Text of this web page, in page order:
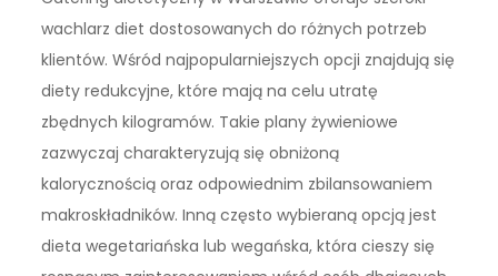
wachlarz diet dostosowanych do różnych potrzeb
klientów. Wśród najpopularniejszych opcji znajdują się
diety redukcyjne, które mają na celu utratę
zbędnych kilogramów. Takie plany żywieniowe
zazwyczaj charakteryzują się obniżoną
kalorycznością oraz odpowiednim zbilansowaniem
makroskładników. Inną często wybieraną opcją jest
dieta wegetariańska lub wegańska, która cieszy się